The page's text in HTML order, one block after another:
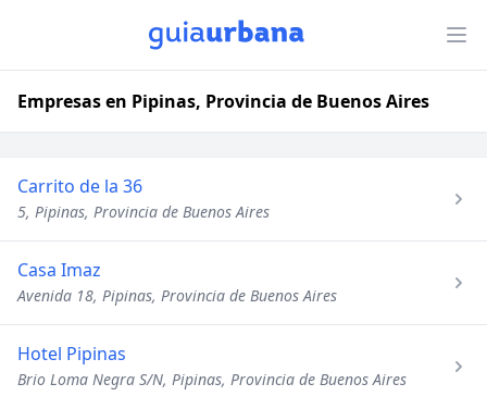
Empresas en Pipinas, Provincia de Buenos Aires
Carrito de la 36
5, Pipinas, Provincia de Buenos Aires
Casa Imaz
Avenida 18, Pipinas, Provincia de Buenos Aires
Hotel Pipinas
Brio Loma Negra S/N, Pipinas, Provincia de Buenos Aires